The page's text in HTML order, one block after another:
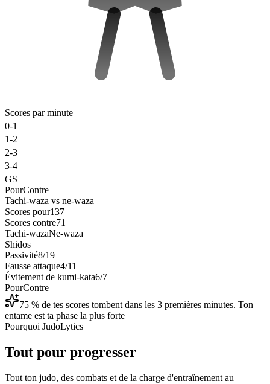
Scores par minute
0-1
1-2
2-3
3-4
GS
PourContre
Tachi-waza vs ne-waza
Scores pour137
Scores contre71
Tachi-wazaNe-waza
Shidos
Passivité8/19
Fausse attaque4/11
Évitement de kumi-kata6/7
PourContre
75 % de tes scores tombent dans les 3 premières minutes. Ton
entame est ta phase la plus forte
Pourquoi JudoLytics
Tout pour progresser
Tout ton judo, des combats et de la charge d'entraînement au